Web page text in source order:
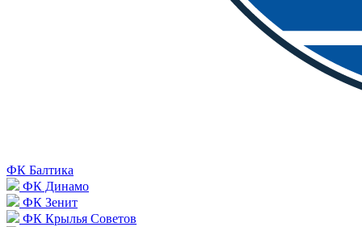
ФК Балтика
ФК Динамо
ФК Зенит
ФК Крылья Советов